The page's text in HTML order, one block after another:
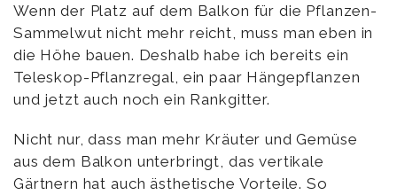
Wenn der Platz auf dem Balkon für die Pflanzen-
Sammelwut nicht mehr reicht, muss man eben in
die Höhe bauen. Deshalb habe ich bereits ein
Teleskop-Pflanzregal, ein paar Hängepflanzen
und jetzt auch noch ein Rankgitter.
Nicht nur, dass man mehr Kräuter und Gemüse
aus dem Balkon unterbringt, das vertikale
Gärtnern hat auch ästhetische Vorteile. So